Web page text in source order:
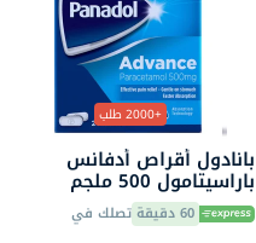
+2000 طلب
بانادول أقراص أدفانس
باراسيتامول 500 ملجم
قرص 60 دقيقة تصلك في